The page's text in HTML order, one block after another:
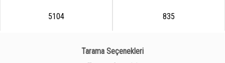
5104 835
Tarama Seçenekleri